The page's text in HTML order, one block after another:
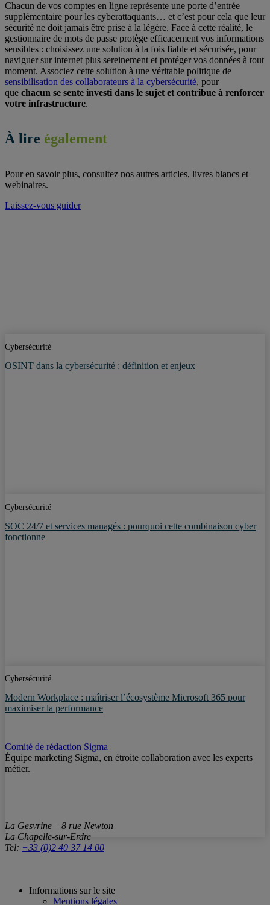
Chacun de vos comptes en ligne représente une porte d’entrée
supplémentaire pour les cyberattaquants… et c’est pour cela que leur
sécurité ne doit jamais être prise à la légère. Face à cette réalité, le
gestionnaire de mots de passe protège efficacement vos informations
sensibles : choisissez une solution à la fois fiable et sécurisée, pour
naviguer sur internet plus sereinement et protéger vos données à tout
moment. Associez cette solution à une véritable politique de
sensibilisation des collaborateurs à la cybersécurité, pour
que chacun se sente investi dans le sujet et contribue à renforcer
votre infrastructure.
À lire également
Pour en savoir plus, consultez nos autres articles, livres blancs et
webinaires.
Laissez-vous guider
Cybersécurité
OSINT dans la cybersécurité : définition et enjeux
Cybersécurité
SOC 24/7 et services managés : pourquoi cette combinaison cyber
fonctionne
Cybersécurité
Modern Workplace : maîtriser l’écosystème Microsoft 365 pour
maximiser la performance
Comité de rédaction Sigma
Équipe marketing Sigma, en étroite collaboration avec les experts
métier.
La Gesvrine – 8 rue Newton
La Chapelle-sur-Erdre
Tel: +33 (0)2 40 37 14 00
Informations sur le site
Mentions légales